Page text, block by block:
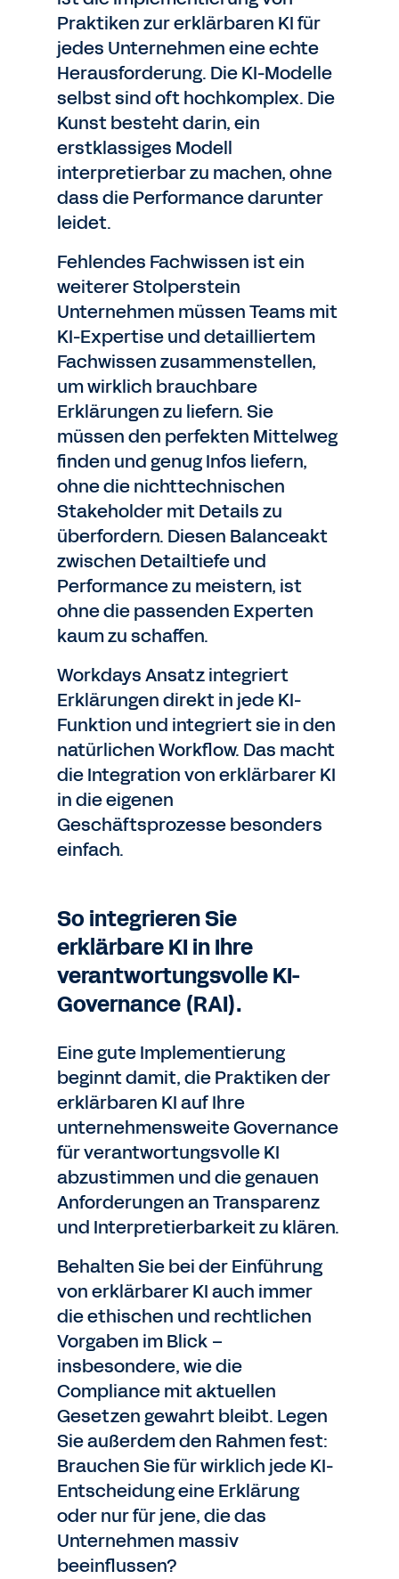
Praktiken zur erklärbaren KI für
jedes Unternehmen eine echte
Herausforderung. Die KI-Modelle
selbst sind oft hochkomplex. Die
Kunst besteht darin, ein
erstklassiges Modell
interpretierbar zu machen, ohne
dass die Performance darunter
leidet.
Fehlendes Fachwissen ist ein
weiterer Stolperstein
Unternehmen müssen Teams mit
KI-Expertise und detailliertem
Fachwissen zusammenstellen,
um wirklich brauchbare
Erklärungen zu liefern. Sie
müssen den perfekten Mittelweg
finden und genug Infos liefern,
ohne die nichttechnischen
Stakeholder mit Details zu
überfordern. Diesen Balanceakt
zwischen Detailtiefe und
Performance zu meistern, ist
ohne die passenden Experten
kaum zu schaffen.
Workdays Ansatz integriert
Erklärungen direkt in jede KI-
Funktion und integriert sie in den
natürlichen Workflow. Das macht
die Integration von erklärbarer KI
in die eigenen
Geschäftsprozesse besonders
einfach.
So integrieren Sie
erklärbare KI in Ihre
verantwortungsvolle KI-
Governance (RAI).
Eine gute Implementierung
beginnt damit, die Praktiken der
erklärbaren KI auf Ihre
unternehmensweite Governance
für verantwortungsvolle KI
abzustimmen und die genauen
Anforderungen an Transparenz
und Interpretierbarkeit zu klären.
Behalten Sie bei der Einführung
von erklärbarer KI auch immer
die ethischen und rechtlichen
Vorgaben im Blick –
insbesondere, wie die
Compliance mit aktuellen
Gesetzen gewahrt bleibt. Legen
Sie außerdem den Rahmen fest:
Brauchen Sie für wirklich jede KI-
Entscheidung eine Erklärung
oder nur für jene, die das
Unternehmen massiv
beeinflussen?